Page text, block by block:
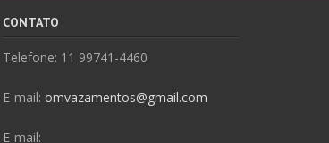
CONTATO
Telefone: 11 99741-4460
E-mail: omvazamentos@gmail.com
E-mail: